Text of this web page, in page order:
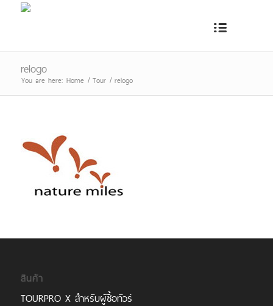
relogo
You are here: Home / Tour / relogo
สินค้า
TOURPRO X สำหรับผู้ซื้อทัวร์